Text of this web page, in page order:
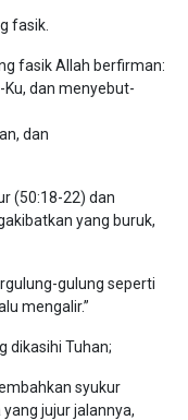
fasik.
fasik Allah berfirman:
dan menyebut-
dan
(50:18-22) dan
yang buruk,
gulung seperti
mengalir.”
dikasihi Tuhan;
syukur
jujur jalannya,